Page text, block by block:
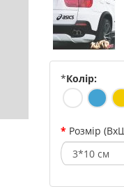
*Колір:
Розмір